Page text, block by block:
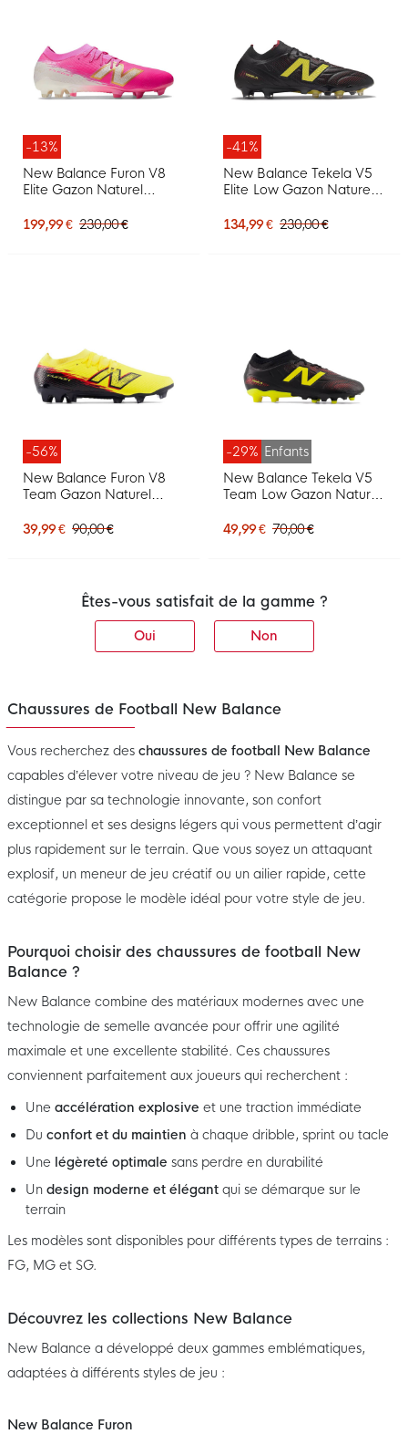
-13%
New Balance Furon V8
Elite Gazon Naturel
Rose Vif Blanc Doré
199,99 € 230,00 €
-41%
New Balance Tekela V5
Elite Low Gazon Naturel
Noir Jaune Rouge
134,99 € 230,00 €
-56%
New Balance Furon V8
Team Gazon Naturel
Jaune Noir Rouge
39,99 € 90,00 €
-29% Enfants
New Balance Tekela V5
Team Low Gazon Naturel
Enfants Noir Jaune Rouge
49,99 € 70,00 €
Êtes-vous satisfait de la gamme ?
Oui Non
Chaussures de Football New Balance
Vous recherchez des chaussures de football New Balance
capables d’élever votre niveau de jeu ? New Balance se
distingue par sa technologie innovante, son confort
exceptionnel et ses designs légers qui vous permettent d’agir
plus rapidement sur le terrain. Que vous soyez un attaquant
explosif, un meneur de jeu créatif ou un ailier rapide, cette
catégorie propose le modèle idéal pour votre style de jeu.
Pourquoi choisir des chaussures de football New
Balance ?
New Balance combine des matériaux modernes avec une
technologie de semelle avancée pour offrir une agilité
maximale et une excellente stabilité. Ces chaussures
conviennent parfaitement aux joueurs qui recherchent :
Une accélération explosive et une traction immédiate
Du confort et du maintien à chaque dribble, sprint ou tacle
Une légèreté optimale sans perdre en durabilité
Un design moderne et élégant qui se démarque sur le
terrain
Les modèles sont disponibles pour différents types de terrains :
FG, MG et SG.
Découvrez les collections New Balance
New Balance a développé deux gammes emblématiques,
adaptées à différents styles de jeu :
New Balance Furon